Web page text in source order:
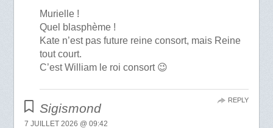
Murielle !
Quel blasphème !
Kate n’est pas future reine consort, mais Reine
tout court.
C’est William le roi consort 😉
Sigismond
7 JUILLET 2026 @ 09:42
REPLY